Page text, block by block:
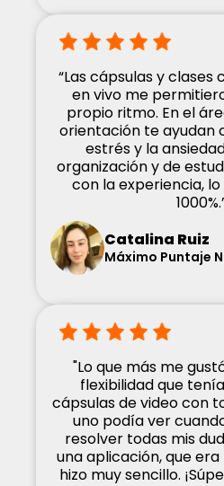
“Las cápsulas y
en vivo me
propio ritmo. En el
orientación te ayudan
estrés y la
organización y de
con la experiencia,
Catalina Ruiz
Máximo Puntaje
"Lo que más me
flexibilidad que
cápsulas de video con
uno podía ver
resolver todas mis
una aplicación, que
hizo muy sencillo.